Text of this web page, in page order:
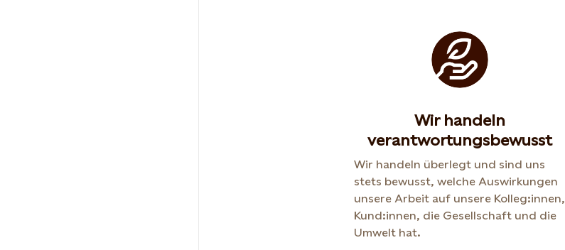
Wir handeln
verantwortungsbewusst
Wir handeln überlegt und sind uns
stets bewusst, welche Auswirkungen
unsere Arbeit auf unsere Kolleg:innen,
Kund:innen, die Gesellschaft und die
Umwelt hat.